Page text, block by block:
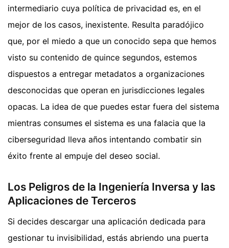
intermediario cuya política de privacidad es, en el
mejor de los casos, inexistente. Resulta paradójico
que, por el miedo a que un conocido sepa que hemos
visto su contenido de quince segundos, estemos
dispuestos a entregar metadatos a organizaciones
desconocidas que operan en jurisdicciones legales
opacas. La idea de que puedes estar fuera del sistema
mientras consumes el sistema es una falacia que la
ciberseguridad lleva años intentando combatir sin
éxito frente al empuje del deseo social.
Los Peligros de la Ingeniería Inversa y las
Aplicaciones de Terceros
Si decides descargar una aplicación dedicada para
gestionar tu invisibilidad, estás abriendo una puerta